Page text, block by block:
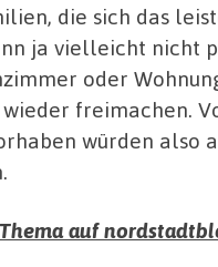
die sich das
ja vielleicht nicht
oder
wieder freimachen.
würden also
auf